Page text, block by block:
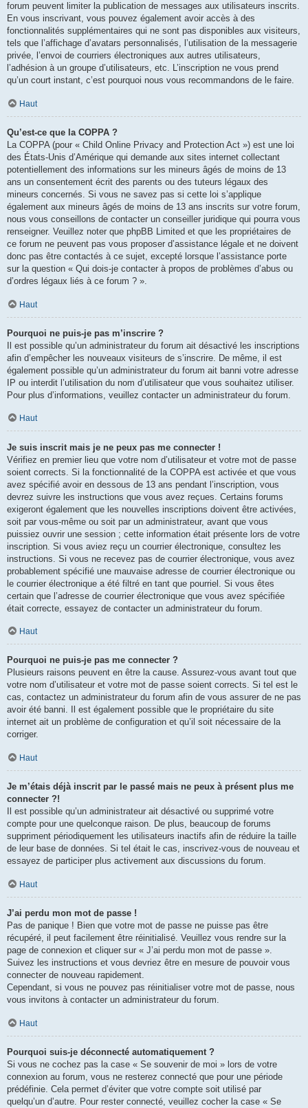
forum peuvent limiter la publication de messages aux utilisateurs inscrits.
En vous inscrivant, vous pouvez également avoir accès à des
fonctionnalités supplémentaires qui ne sont pas disponibles aux visiteurs,
tels que l’affichage d’avatars personnalisés, l’utilisation de la messagerie
privée, l’envoi de courriers électroniques aux autres utilisateurs,
l’adhésion à un groupe d’utilisateurs, etc. L’inscription ne vous prend
qu’un court instant, c’est pourquoi nous vous recommandons de le faire.
Haut
Qu’est-ce que la COPPA ?
La COPPA (pour « Child Online Privacy and Protection Act ») est une loi
des États-Unis d’Amérique qui demande aux sites internet collectant
potentiellement des informations sur les mineurs âgés de moins de 13
ans un consentement écrit des parents ou des tuteurs légaux des
mineurs concernés. Si vous ne savez pas si cette loi s’applique
également aux mineurs âgés de moins de 13 ans inscrits sur votre forum,
nous vous conseillons de contacter un conseiller juridique qui pourra vous
renseigner. Veuillez noter que phpBB Limited et que les propriétaires de
ce forum ne peuvent pas vous proposer d’assistance légale et ne doivent
donc pas être contactés à ce sujet, excepté lorsque l’assistance porte
sur la question « Qui dois-je contacter à propos de problèmes d’abus ou
d’ordres légaux liés à ce forum ? ».
Haut
Pourquoi ne puis-je pas m’inscrire ?
Il est possible qu’un administrateur du forum ait désactivé les inscriptions
afin d’empêcher les nouveaux visiteurs de s’inscrire. De même, il est
également possible qu’un administrateur du forum ait banni votre adresse
IP ou interdit l’utilisation du nom d’utilisateur que vous souhaitez utiliser.
Pour plus d’informations, veuillez contacter un administrateur du forum.
Haut
Je suis inscrit mais je ne peux pas me connecter !
Vérifiez en premier lieu que votre nom d’utilisateur et votre mot de passe
soient corrects. Si la fonctionnalité de la COPPA est activée et que vous
avez spécifié avoir en dessous de 13 ans pendant l’inscription, vous
devrez suivre les instructions que vous avez reçues. Certains forums
exigeront également que les nouvelles inscriptions doivent être activées,
soit par vous-même ou soit par un administrateur, avant que vous
puissiez ouvrir une session ; cette information était présente lors de votre
inscription. Si vous aviez reçu un courrier électronique, consultez les
instructions. Si vous ne recevez pas de courrier électronique, vous avez
probablement spécifié une mauvaise adresse de courrier électronique ou
le courrier électronique a été filtré en tant que pourriel. Si vous êtes
certain que l’adresse de courrier électronique que vous avez spécifiée
était correcte, essayez de contacter un administrateur du forum.
Haut
Pourquoi ne puis-je pas me connecter ?
Plusieurs raisons peuvent en être la cause. Assurez-vous avant tout que
votre nom d’utilisateur et votre mot de passe soient corrects. Si tel est le
cas, contactez un administrateur du forum afin de vous assurer de ne pas
avoir été banni. Il est également possible que le propriétaire du site
internet ait un problème de configuration et qu’il soit nécessaire de la
corriger.
Haut
Je m’étais déjà inscrit par le passé mais ne peux à présent plus me
connecter ?!
Il est possible qu’un administrateur ait désactivé ou supprimé votre
compte pour une quelconque raison. De plus, beaucoup de forums
suppriment périodiquement les utilisateurs inactifs afin de réduire la taille
de leur base de données. Si tel était le cas, inscrivez-vous de nouveau et
essayez de participer plus activement aux discussions du forum.
Haut
J’ai perdu mon mot de passe !
Pas de panique ! Bien que votre mot de passe ne puisse pas être
récupéré, il peut facilement être réinitialisé. Veuillez vous rendre sur la
page de connexion et cliquer sur « J’ai perdu mon mot de passe ».
Suivez les instructions et vous devriez être en mesure de pouvoir vous
connecter de nouveau rapidement.
Cependant, si vous ne pouvez pas réinitialiser votre mot de passe, nous
vous invitons à contacter un administrateur du forum.
Haut
Pourquoi suis-je déconnecté automatiquement ?
Si vous ne cochez pas la case « Se souvenir de moi » lors de votre
connexion au forum, vous ne resterez connecté que pour une période
prédéfinie. Cela permet d’éviter que votre compte soit utilisé par
quelqu’un d’autre. Pour rester connecté, veuillez cocher la case « Se